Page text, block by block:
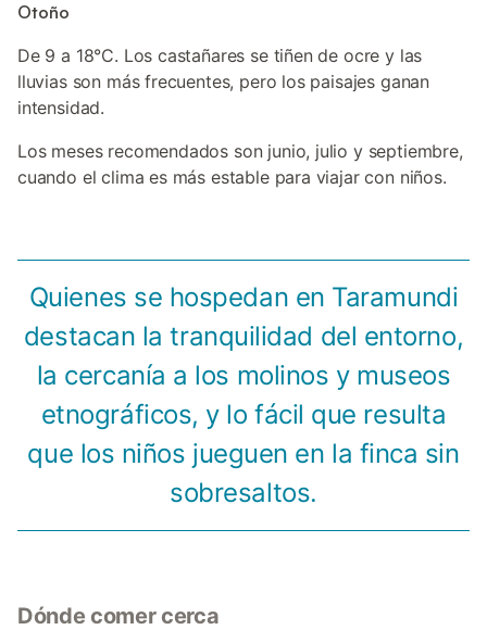
Otoño
De 9 a 18°C. Los castañares se tiñen de ocre y las
lluvias son más frecuentes, pero los paisajes ganan
intensidad.
Los meses recomendados son junio, julio y septiembre,
cuando el clima es más estable para viajar con niños.
Quienes se hospedan en Taramundi
destacan la tranquilidad del entorno,
la cercanía a los molinos y museos
etnográficos, y lo fácil que resulta
que los niños jueguen en la finca sin
sobresaltos.
Dónde comer cerca